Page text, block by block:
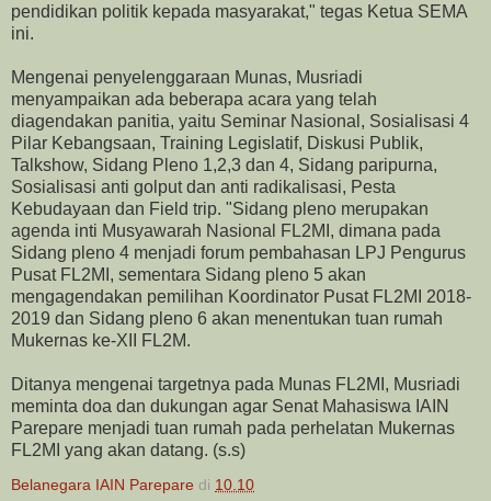
pendidikan politik kepada masyarakat," tegas Ketua SEMA
ini.
Mengenai penyelenggaraan Munas, Musriadi
menyampaikan ada beberapa acara yang telah
diagendakan panitia, yaitu Seminar Nasional, Sosialisasi 4
Pilar Kebangsaan, Training Legislatif, Diskusi Publik,
Talkshow, Sidang Pleno 1,2,3 dan 4, Sidang paripurna,
Sosialisasi anti golput dan anti radikalisasi, Pesta
Kebudayaan dan Field trip. "Sidang pleno merupakan
agenda inti Musyawarah Nasional FL2MI, dimana pada
Sidang pleno 4 menjadi forum pembahasan LPJ Pengurus
Pusat FL2MI, sementara Sidang pleno 5 akan
mengagendakan pemilihan Koordinator Pusat FL2MI 2018-
2019 dan Sidang pleno 6 akan menentukan tuan rumah
Mukernas ke-XII FL2M.
Ditanya mengenai targetnya pada Munas FL2MI, Musriadi
meminta doa dan dukungan agar Senat Mahasiswa IAIN
Parepare menjadi tuan rumah pada perhelatan Mukernas
FL2MI yang akan datang. (s.s)
Belanegara IAIN Parepare di 10.10